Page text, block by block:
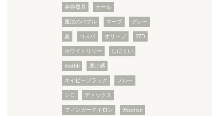
美容器具 セール
魔法のバブル マーブ グレー
夏 コスパ オリーブ 27D
ホワイトリリー しにくい
marbb 透け感
ネイビーブラック ブルー
シロ デトックス
フィンガーアイロン 95sense